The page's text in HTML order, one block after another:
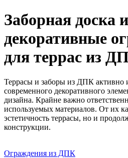
Заборная доска и
декоративные
для террас из
Террасы и заборы из ДПК активно
современного декоративного
дизайна. Крайне важно
используемых материалов. От их
эстетичность террасы, но и
конструкции.
Ограждения из ДПК